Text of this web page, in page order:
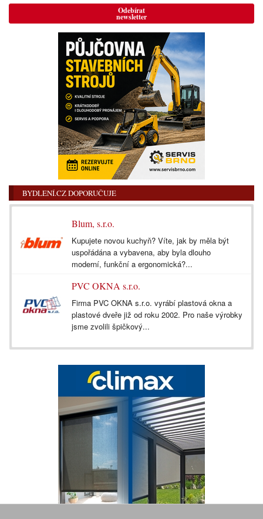
Odebírat
newsletter
BYDLENÍ.CZ DOPORUČUJE
Blum, s.r.o.
Kupujete novou kuchyň? Víte, jak by měla být
uspořádána a vybavena, aby byla dlouho
moderní, funkční a ergonomická?...
PVC OKNA s.r.o.
Firma PVC OKNA s.r.o. vyrábí plastová okna a
plastové dveře již od roku 2002. Pro naše výrobky
jsme zvolili špičkový...